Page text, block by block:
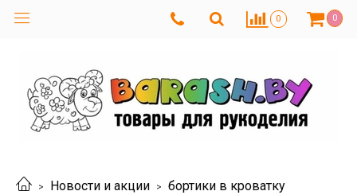
0 0
Новости и акции бортики в кроватку